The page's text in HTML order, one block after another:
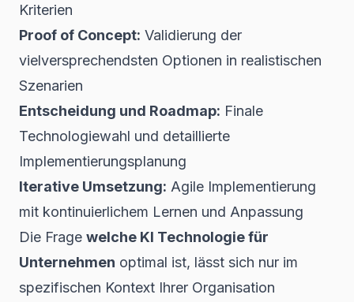
Kriterien
Proof of Concept: Validierung der
vielversprechendsten Optionen in realistischen
Szenarien
Entscheidung und Roadmap: Finale
Technologiewahl und detaillierte
Implementierungsplanung
Iterative Umsetzung: Agile Implementierung
mit kontinuierlichem Lernen und Anpassung
Die Frage welche KI Technologie für
Unternehmen optimal ist, lässt sich nur im
spezifischen Kontext Ihrer Organisation